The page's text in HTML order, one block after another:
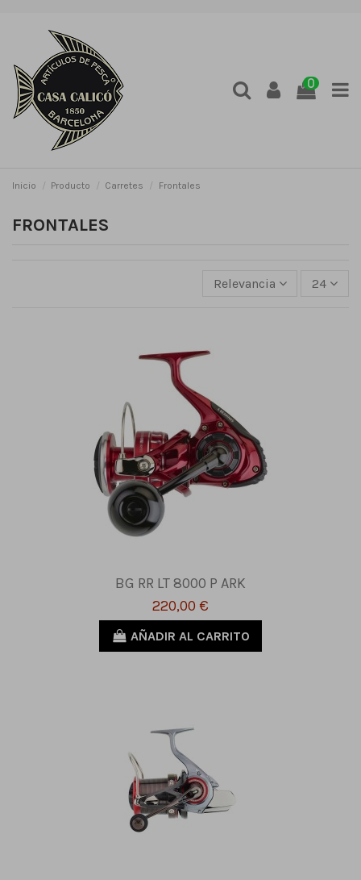
0
Inicio Producto Carretes Frontales
FRONTALES
Relevancia 24
BG RR LT 8000 P ARK
220,00 €
AÑADIR AL CARRITO